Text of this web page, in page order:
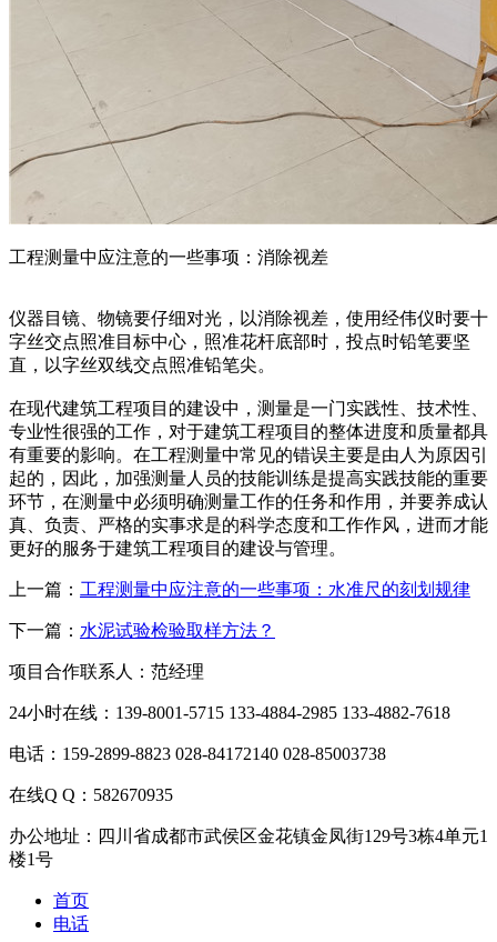
工程测量中应注意的一些事项：消除视差
仪器目镜、物镜要仔细对光，以消除视差，使用经伟仪时要十
字丝交点照准目标中心，照准花杆底部时，投点时铅笔要坚
直，以字丝双线交点照准铅笔尖。
在现代建筑工程项目的建设中，测量是一门实践性、技术性、
专业性很强的工作，对于建筑工程项目的整体进度和质量都具
有重要的影响。在工程测量中常见的错误主要是由人为原因引
起的，因此，加强测量人员的技能训练是提高实践技能的重要
环节，在测量中必须明确测量工作的任务和作用，并要养成认
真、负责、严格的实事求是的科学态度和工作作风，进而才能
更好的服务于建筑工程项目的建设与管理。
上一篇： 工程测量中应注意的一些事项：水准尺的刻划规律
下一篇： 水泥试验检验取样方法？
项目合作联系人：范经理
24小时在线：139-8001-5715 133-4884-2985 133-4882-7618
电话：159-2899-8823 028-84172140 028-85003738
在线Q Q：582670935
办公地址：四川省成都市武侯区金花镇金凤街129号3栋4单元1
楼1号
首页
电话